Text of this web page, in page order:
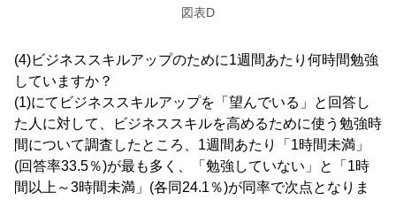
図表D
(4)ビジネススキルアップのために1週間あたり何時間勉強
していますか？
(1)にてビジネススキルアップを「望んでいる」と回答し
た人に対して、ビジネススキルを高めるために使う勉強時
間について調査したところ、1週間あたり「1時間未満」
(回答率33.5％)が最も多く、「勉強していない」と「1時
間以上～3時間未満」(各同24.1％)が同率で次点となりま